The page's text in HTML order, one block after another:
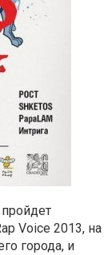
Voice 2013, на
города, и